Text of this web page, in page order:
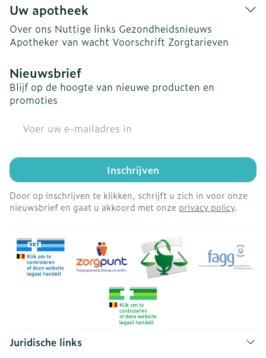
Uw apotheek
Over ons Nuttige links Gezondheidsnieuws
Apotheker van wacht Voorschrift Zorgtarieven
Nieuwsbrief
Blijf op de hoogte van nieuwe producten en
promoties
Inschrijven
Door op inschrijven te klikken, schrijft u zich in voor onze
nieuwsbrief en gaat u akkoord met onze privacy policy.
Juridische links